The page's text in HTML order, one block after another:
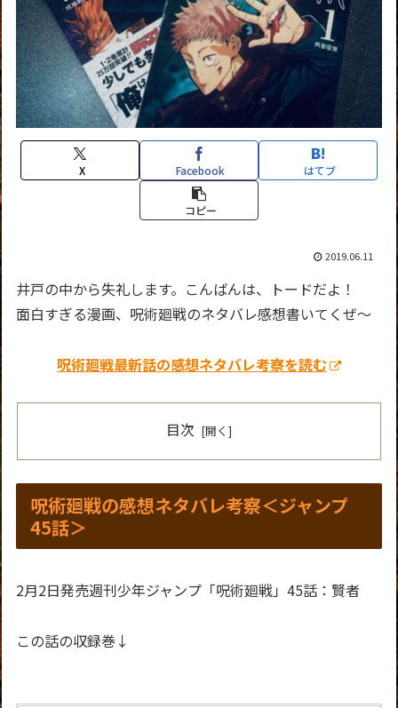
X Facebook はてブ
コピー
2019.06.11
井戸の中から失礼します。こんばんは、トードだよ！
面白すぎる漫画、呪術廻戦のネタバレ感想書いてくぜ～
呪術廻戦最新話の感想ネタバレ考察を読む
目次
呪術廻戦の感想ネタバレ考察＜ジャンプ
45話＞
2月2日発売週刊少年ジャンプ「呪術廻戦」45話：賢者
この話の収録巻↓